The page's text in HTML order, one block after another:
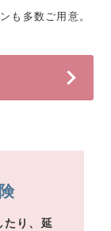
も多数ご用意。
たり、延